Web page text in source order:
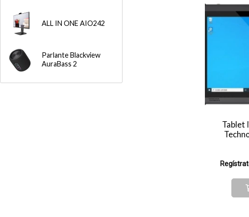
ALL IN ONE AIO242
Parlante Blackview
AuraBass 2
Tablet